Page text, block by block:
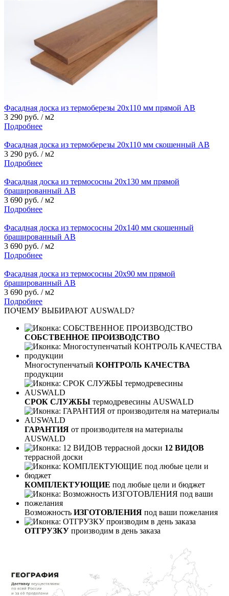
Фасадная доска из термоберезы 20х110 мм прямой АВ
3 290 руб. / м2
Подробнее
Фасадная доска из термоберезы 20х110 мм скошенный АВ
3 290 руб. / м2
Подробнее
Фасадная доска из термососны 20х130 мм прямой
брашированный АВ
3 690 руб. / м2
Подробнее
Фасадная доска из термососны 20х140 мм скошенный
брашированный АВ
3 690 руб. / м2
Подробнее
Фасадная доска из термососны 20х90 мм прямой
брашированный АВ
3 690 руб. / м2
Подробнее
ПОЧЕМУ ВЫБИРАЮТ AUSWALD?
СОБСТВЕННОЕ ПРОИЗВОДСТВО
Многоступенчатый КОНТРОЛЬ КАЧЕСТВА
продукции
СРОК СЛУЖБЫ термодревесины AUSWALD
ГАРАНТИЯ от производителя на материалы
AUSWALD
12 ВИДОВ
террасной доски
КОМПЛЕКТУЮЩИЕ под любые цели и бюджет
Возможность ИЗГОТОВЛЕНИЯ под ваши пожелания
ОТГРУЗКУ производим в день заказа